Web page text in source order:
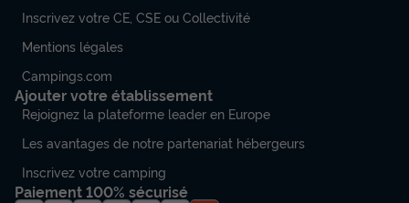
Inscrivez votre CE, CSE ou Collectivité
Mentions légales
Campings.com
Ajouter votre établissement
Rejoignez la plateforme leader en Europe
Les avantages de notre partenariat hébergeurs
Inscrivez votre camping
Paiement 100% sécurisé